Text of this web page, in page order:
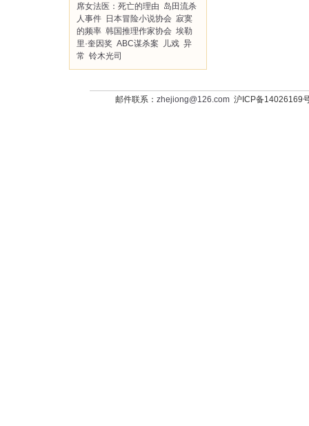
席女法医：死亡的理由 岛田流杀
人事件 日本冒险小说协会 寂寞
的频率 韩国推理作家协会 埃勒
里·奎因奖 ABC谋杀案 儿戏 异
常 铃木光司
邮件联系： zhejiong@126.com沪ICP备14026169